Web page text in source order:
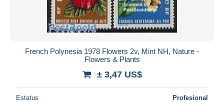
French Polynesia 1978 Flowers 2v, Mint NH, Nature -
Flowers & Plants
± 3,47 US$
Estatus Profesional